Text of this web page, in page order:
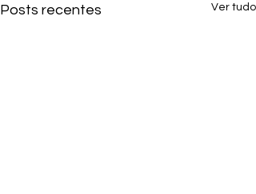
Posts recentes Ver tudo